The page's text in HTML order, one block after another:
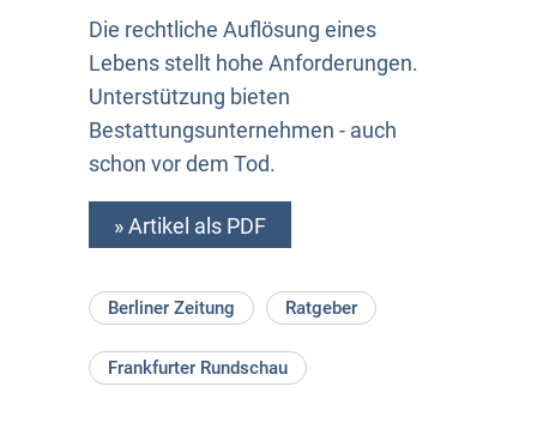
Die rechtliche Auflösung eines
Lebens stellt hohe Anforderungen.
Unterstützung bieten
Bestattungsunternehmen - auch
schon vor dem Tod.
» Artikel als PDF
Berliner Zeitung Ratgeber
Frankfurter Rundschau